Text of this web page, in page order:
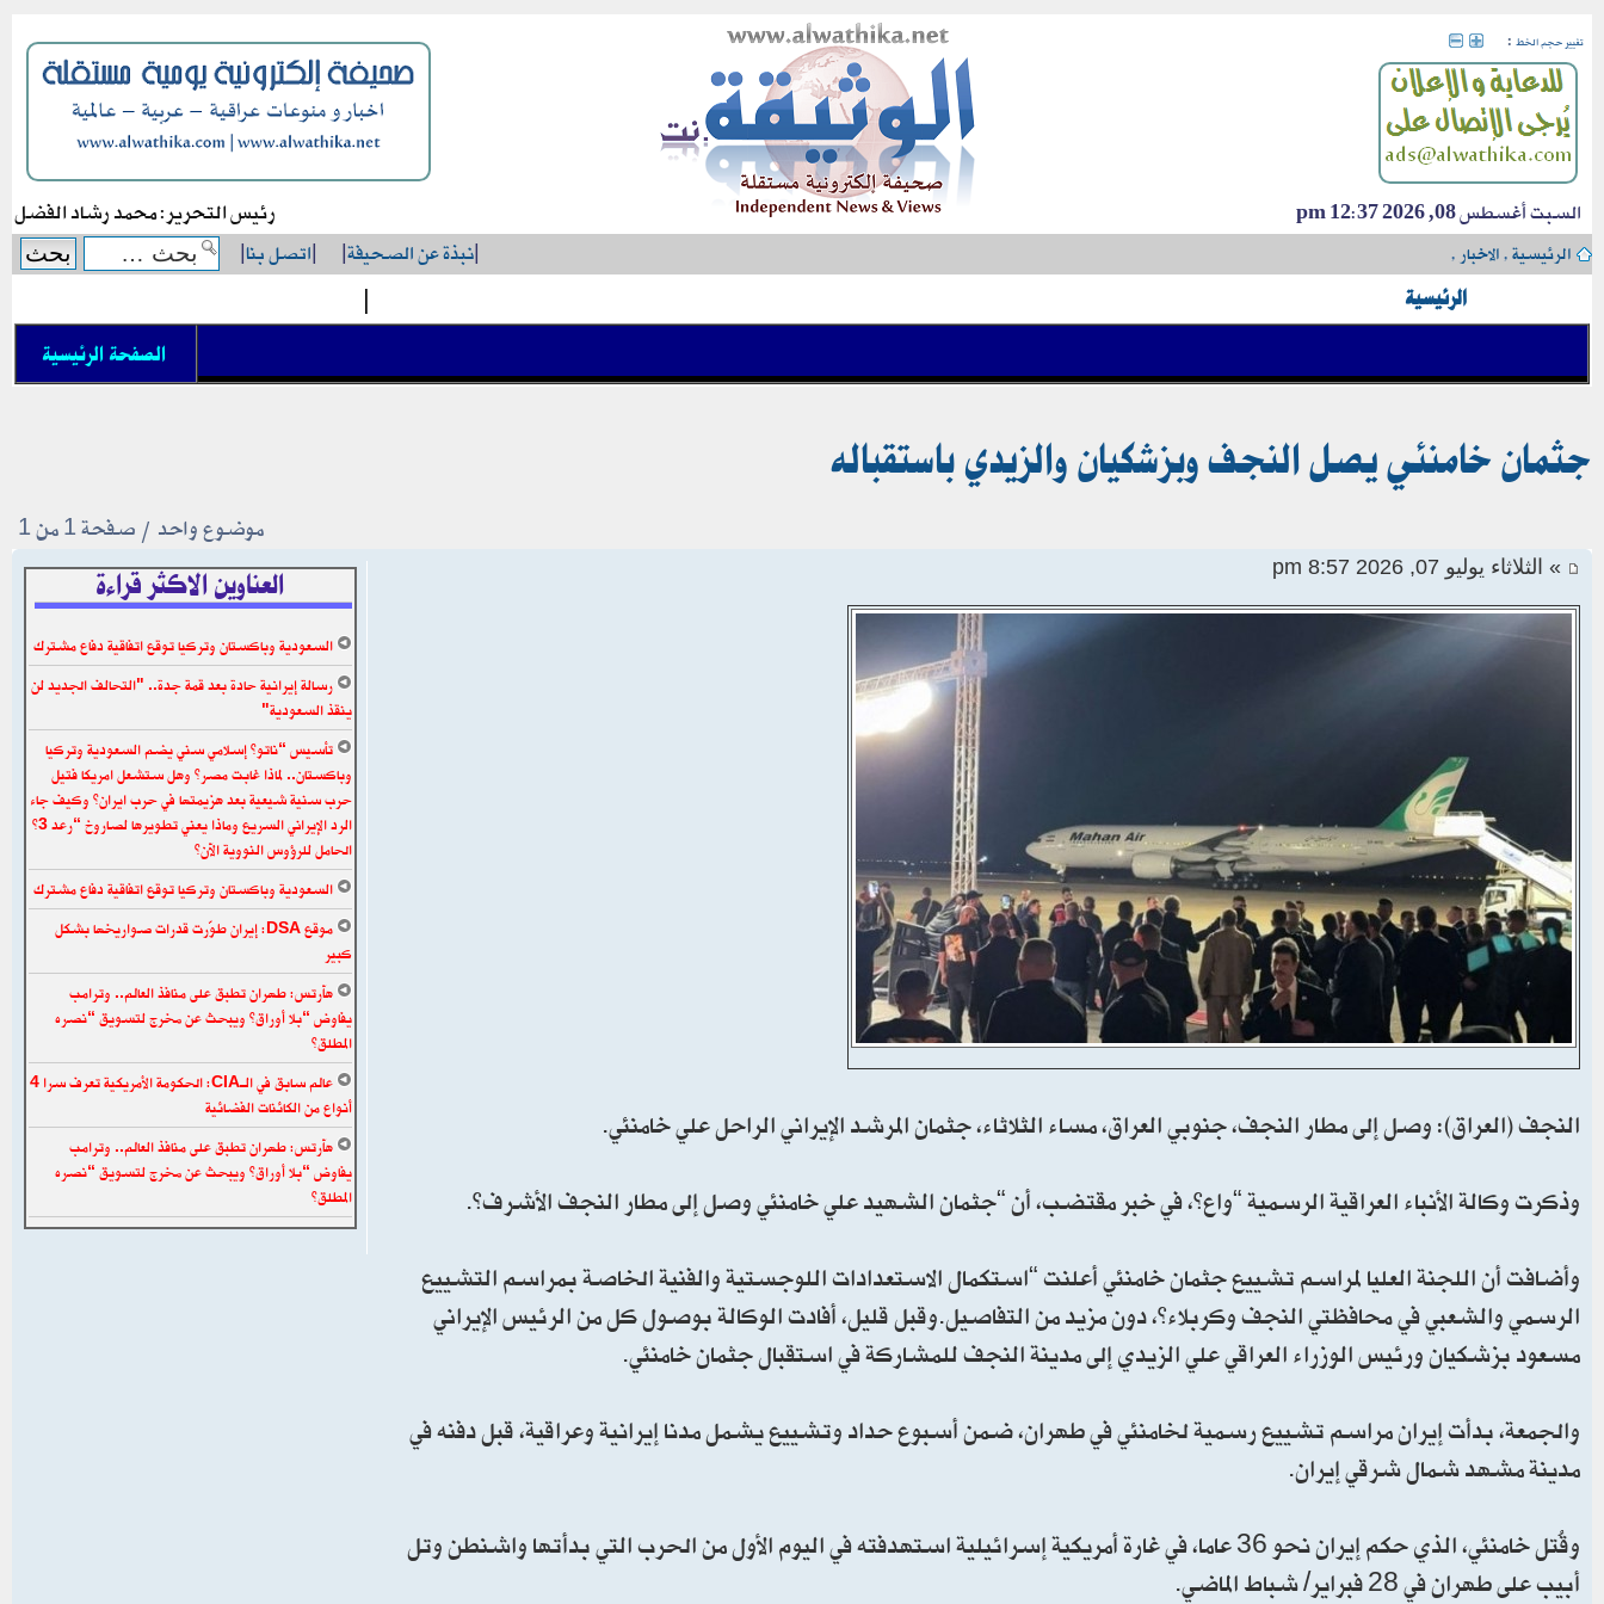
تغيير حجم الخط :
السبت أغسطس 08, 2026 12:37 pm رئيس التحرير: محمد رشاد الفضل
الرئيسية›الاخبار›
|نبذة عن الصحيفة|
|اتصل بنا|
الرئيسية |
الصفحة الرئيسية
جثمان خامنئي يصل النجف وبزشكيان والزيدي باستقباله
موضوع واحد • صفحة1من1
» الثلاثاء يوليو 07, 2026 8:57 pm
النجف (العراق): وصل إلى مطار النجف، جنوبي العراق، مساء الثلاثاء، جثمان المرشد الإيراني الراحل علي خامنئي.
وذكرت وكالة الأنباء العراقية الرسمية “واع”، في خبر مقتضب، أن “جثمان الشهيد علي خامنئي وصل إلى مطار النجف الأشرف”.
وأضافت أن اللجنة العليا لمراسم تشييع جثمان خامنئي أعلنت “استكمال الاستعدادات اللوجستية والفنية الخاصة بمراسم التشييع
الرسمي والشعبي في محافظتي النجف وكربلاء”، دون مزيد من التفاصيل.وقبل قليل، أفادت الوكالة بوصول كل من الرئيس الإيراني
مسعود بزشكيان ورئيس الوزراء العراقي علي الزيدي إلى مدينة النجف للمشاركة في استقبال جثمان خامنئي.
والجمعة، بدأت إيران مراسم تشييع رسمية لخامنئي في طهران، ضمن أسبوع حداد وتشييع يشمل مدنا إيرانية وعراقية، قبل دفنه في
مدينة مشهد شمال شرقي إيران.
وقُتل خامنئي، الذي حكم إيران نحو 36 عاما، في غارة أمريكية إسرائيلية استهدفته في اليوم الأول من الحرب التي بدأتها واشنطن وتل
أبيب على طهران في 28 فبراير/ شباط الماضي.
العناوين الاكثر قراءة
السعودية وباكستان وتركيا توقع اتفاقية دفاع مشترك
رسالة إيرانية حادة بعد قمة جدة.. "التحالف الجديد لن
ينقذ السعودية"
تأسيس “ناتو” إسلامي سني يضم السعودية وتركيا
وباكستان.. لماذا غابت مصر؟ وهل ستشعل امريكا فتيل
حرب سنية شيعية بعد هزيمتها في حرب ايران؟ وكيف جاء
الرد الإيراني السريع وماذا يعني تطويرها لصاروخ “رعد 3”
الحامل للرؤوس النووية الآن؟
السعودية وباكستان وتركيا توقع اتفاقية دفاع مشترك
موقع DSA: إيران طوّرت قدرات صواريخها بشكل
كبير
هآرتس: طهران تطبق على منافذ العالم.. وترامب
يفاوض “بلا أوراق” ويبحث عن مخرج لتسويق “نصره
المطلق”
عالم سابق في الـCIA: الحكومة الأمريكية تعرف سرا 4
أنواع من الكائنات الفضائية
هآرتس: طهران تطبق على منافذ العالم.. وترامب
يفاوض “بلا أوراق” ويبحث عن مخرج لتسويق “نصره
المطلق”